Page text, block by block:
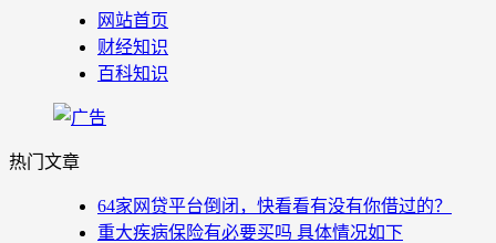
网站首页
财经知识
百科知识
热门文章
64家网贷平台倒闭，快看看有没有你借过的？
重大疾病保险有必要买吗 具体情况如下